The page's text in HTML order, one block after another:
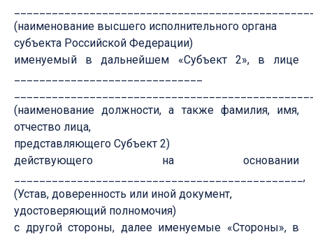
(наименование высшего исполнительного органа
субъекта Российской Федерации)
именуемый в дальнейшем «Субъект 2», в лице
(наименование должности, а также фамилия, имя,
отчество лица,
представляющего Субъект 2)
действующего на основании
______________________________________________,
(Устав, доверенность или иной документ,
удостоверяющий полномочия)
с другой стороны, далее именуемые «Стороны», в